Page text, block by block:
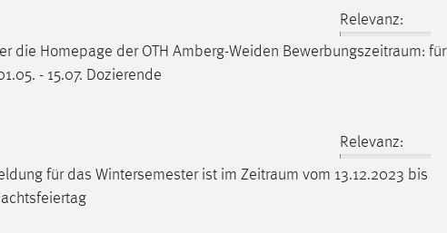
Relevanz:
die Homepage der OTH Amberg-Weiden Bewerbungszeitraum: für
- 15.07. Dozierende
Relevanz:
für das Wintersemester ist im Zeitraum vom 13.12.2023 bis